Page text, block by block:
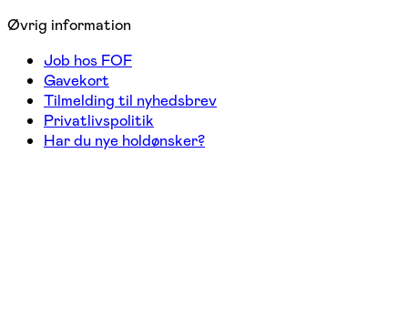
Øvrig information
Job hos FOF
Gavekort
Tilmelding til nyhedsbrev
Privatlivspolitik
Har du nye holdønsker?